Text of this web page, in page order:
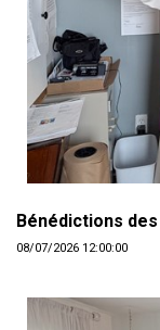
Bénédictions
08/07/2026 12:00:00